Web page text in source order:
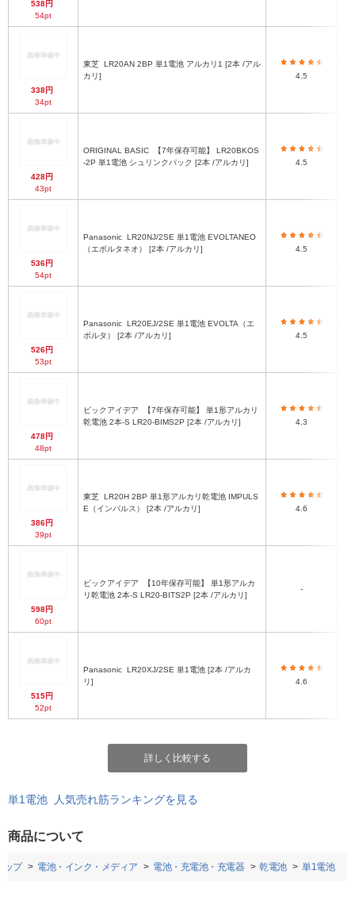
538円
54pt
338円
34pt
東芝
カリ]
4.5
428円
43pt
ORIGINAL BASIC
-2P 単1電池 シュリンクパック [2本 /アルカリ]
4.5
536円
54pt
Panasonic
（エボルタネオ） [2本 /アルカリ]
4.5
526円
53pt
Panasonic
ボルタ） [2本 /アルカリ]
4.5
478円
48pt
ビックアイデア
乾電池 2本-S LR20-BIMS2P [2本 /アルカリ]
4.3
386円
39pt
東芝
E（インパルス） [2本 /アルカリ]
4.6
598円
60pt
ビックアイデア
リ乾電池 2本-S LR20-BITS2P [2本 /アルカリ]
-
515円
52pt
Panasonic
リ]
4.6
詳しく比較する
単1電池 人気売れ筋ランキングを見る
商品について
ップ 電池・インク・メディア 電池・充電池・充電器 乾電池 単1電池